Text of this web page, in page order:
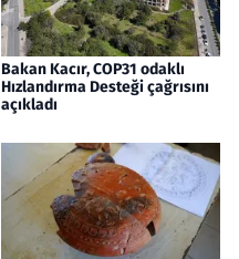
Bakan Kacır, COP31 odaklı
Hızlandırma Desteği çağrısını
açıkladı